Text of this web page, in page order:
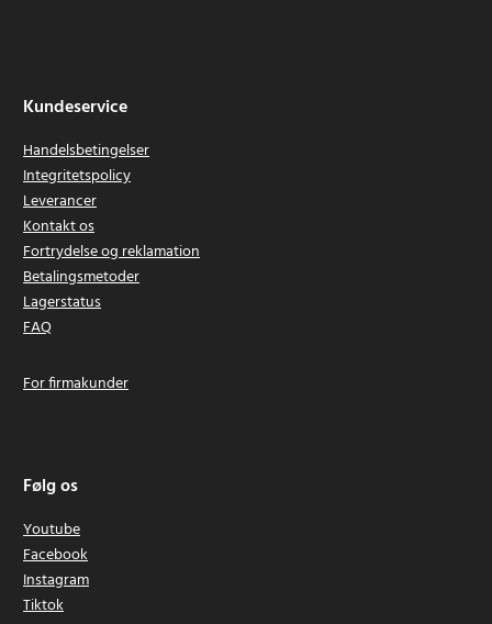
Kundeservice
Handelsbetingelser
Integritetspolicy
Leverancer
Kontakt os
Fortrydelse og reklamation
Betalingsmetoder
Lagerstatus
FAQ
For firmakunder
Følg os
Youtube
Facebook
Instagram
Tiktok